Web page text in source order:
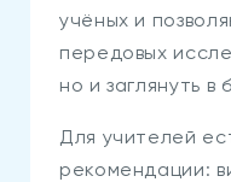
учёных и
передовых
но и заглянуть
Для учителей
рекомендации: